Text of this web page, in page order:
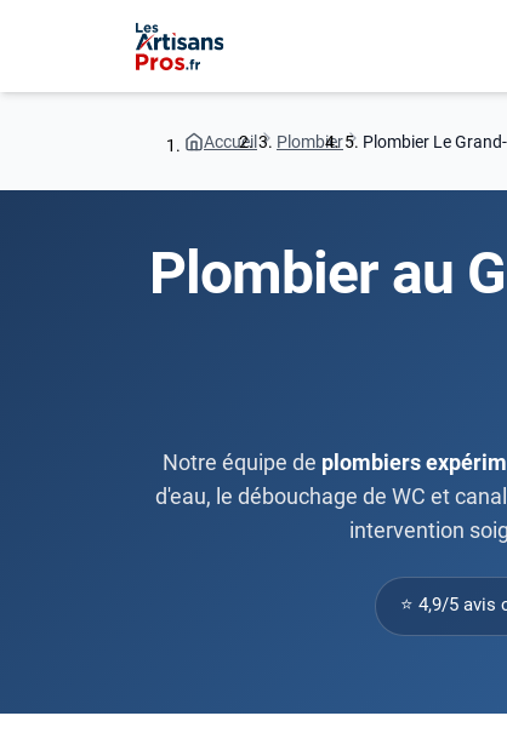
Accueil Plombier Plombier Le
Plombier au
Notre équipe de plombiers
d'eau, le débouchage de WC et
intervention
⭐ 4,9/5 avis